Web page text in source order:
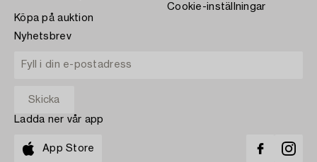
Köpa på auktion
Cookie-inställningar
Nyhetsbrev
Ladda ner vår app
App Store